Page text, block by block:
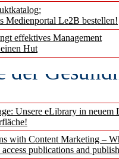
Medienportal Le2B bestellen!
effektives Management
Hut
Unsere eLibrary in neuem
with Content Marketing –
publications and
der